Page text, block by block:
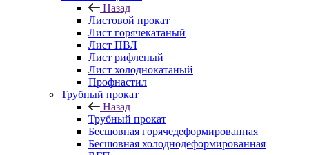
Назад
Листовой прокат
Лист горячекатаный
Лист ПВЛ
Лист рифленый
Лист холоднокатаный
Профнастил
Трубный прокат
Назад
Трубный прокат
Бесшовная горячедеформированная
Бесшовная холоднодеформированная